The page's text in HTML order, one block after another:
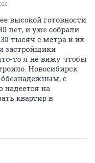
высокой готовности
лет, и уже собрали
тысяч с метра и их
застройщики
то я не вижу чтобы
Новосибирск
с
надеется на
квартир в